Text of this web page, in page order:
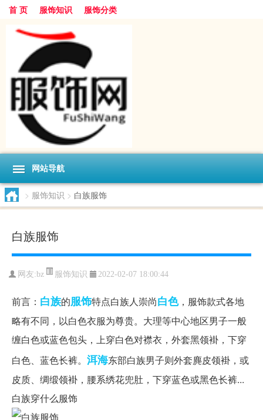
首 页 服饰知识 服饰分类
网站导航
> 服饰知识 > 白族服饰
白族服饰
网友:bz 服饰知识 2022-02-07 18:00:44
前言： 白族的服饰特点白族人崇尚白色，服饰款式各地
略有不同，以白色衣服为尊贵。大理等中心地区男子一般
缠白色或蓝色包头，上穿白色对襟衣，外套黑领褂，下穿
白色、蓝色长裤。 洱海东部白族男子则外套麂皮领褂，或
皮质、绸缎领褂，腰系绣花兜肚，下穿蓝色或黑色长裤...
白族穿什么服饰